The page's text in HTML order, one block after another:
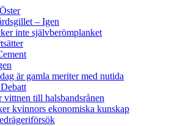
– Igen
inte självberömplanket
är gamla meriter med nutida
Debatt
vittnen till halsbandsrånen
kvinnors ekonomiska kunskap